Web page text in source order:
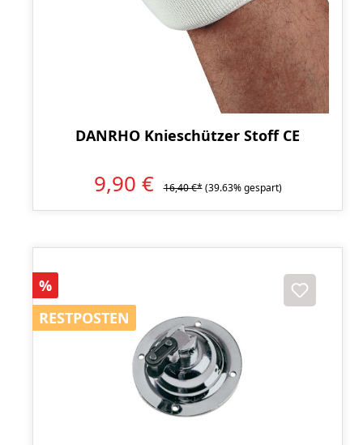
DANRHO Knieschützer Stoff CE
9,90 € 16,40 €* (39.63% gespart)
Rabatt
%
RESTPOSTEN
RESTPOSTEN